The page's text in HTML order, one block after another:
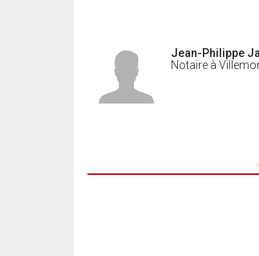
Jean-Philippe
Notaire à